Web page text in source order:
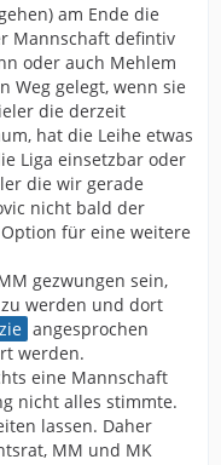
am Ende die
Mannschaft defintiv
oder auch Mehlem
Weg gelegt, wenn sie
die derzeit
hat die Leihe etwas
Liga einsetzbar oder
die wir gerade
nicht bald der
für eine weitere
gezwungen sein,
werden und dort
angesprochen
werden.
eine Mannschaft
nicht alles stimmte.
lassen. Daher
MM und MK